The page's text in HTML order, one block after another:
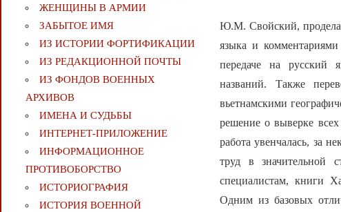
Ю.М. Свойский,
языка и
передаче на русский
названий. Также
вьетнамскими
решение о выверке
работа увенчалась, за
труд в значительной
специалистам, книги
Одним из базовых
ЖЕНЩИНЫ В АРМИИ
ЗАБЫТОЕ ИМЯ
ИЗ ИСТОРИИ ФОРТИФИКАЦИИ
ИЗ РЕДАКЦИОННОЙ ПОЧТЫ
ИЗ ФОНДОВ ВОЕННЫХ
АРХИВОВ
ИМЕНА И СУДЬБЫ
ИНТЕРНЕТ-ПРИЛОЖЕНИЕ
ИНФОРМАЦИОННОЕ
ПРОТИВОБОРСТВО
ИСТОРИОГРАФИЯ
ИСТОРИЯ ВОЕННОЙ